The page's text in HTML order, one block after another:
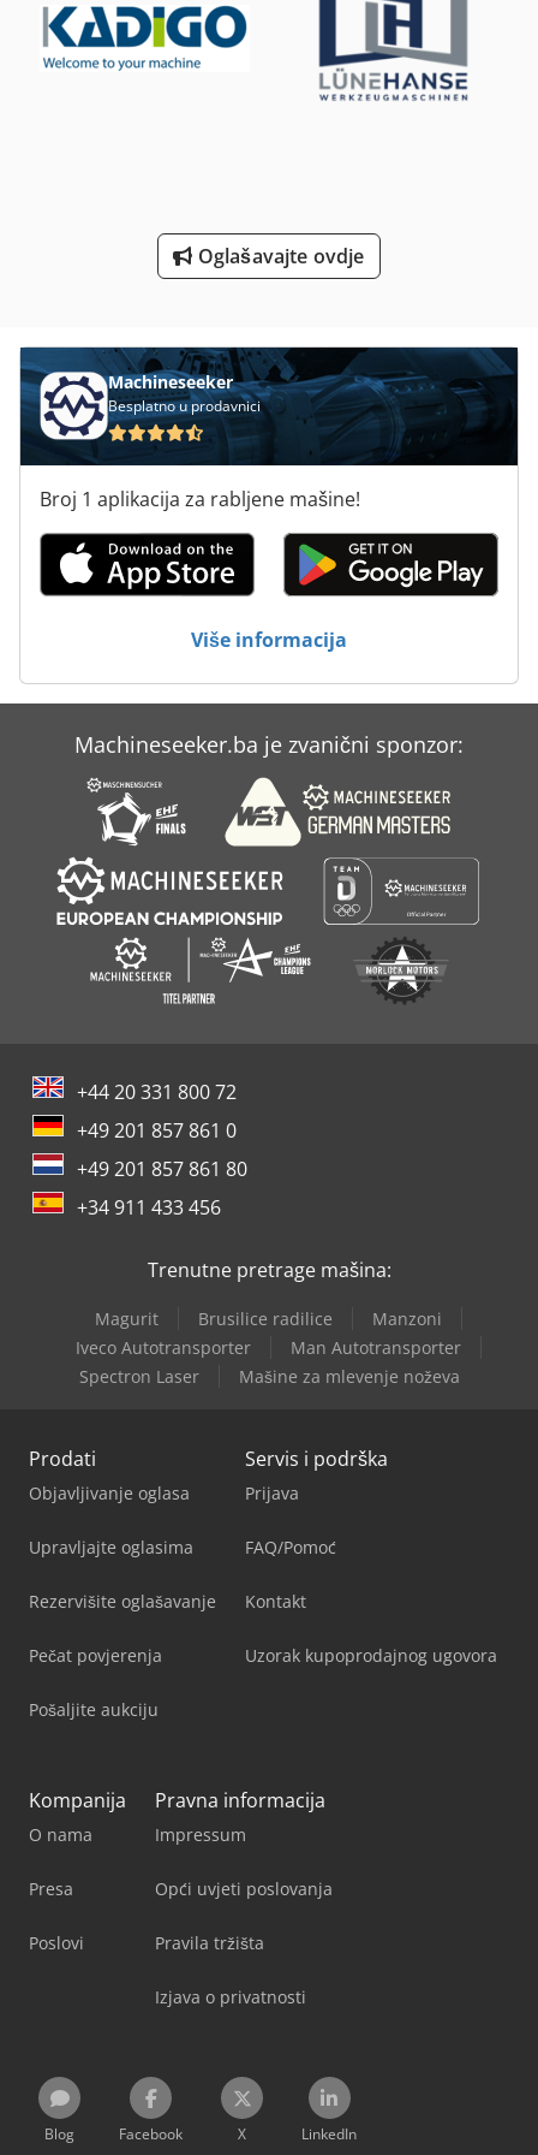
Svrdlo Za Drvo
Za Automatsko Varenje
Oglašavajte ovdje
Machineseeker
Besplatno u prodavnici
Broj 1 aplikacija za rabljene mašine!
Više informacija
Machineseeker.ba je zvanični sponzor:
+44 20 331 800 72
+49 201 857 861 0
+49 201 857 861 80
+34 911 433 456
Trenutne pretrage mašina:
Magurit Brusilice radilice
Manzoni
Iveco Autotransporter
Man Autotransporter
Spectron Laser
Mašine za mlevenje noževa
Prodati
Objavljivanje oglasa
Upravljajte oglasima
Rezervišite oglašavanje
Pečat povjerenja
Pošaljite aukciju
Servis i podrška
Prijava
FAQ/Pomoć
Kontakt
Uzorak kupoprodajnog ugovora
Kompanija
O nama
Presa
Poslovi
Pravna informacija
Impressum
Opći uvjeti poslovanja
Pravila tržišta
Izjava o privatnosti
Blog Facebook X LinkedIn